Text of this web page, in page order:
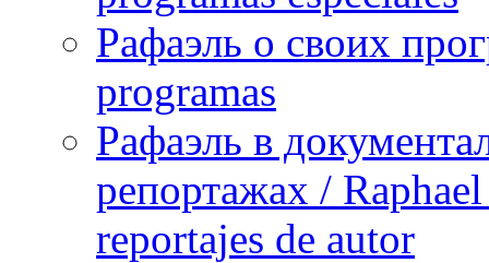
Рафаэль о своих
programas
Рафаэль в
репортажах /
reportajes de autor